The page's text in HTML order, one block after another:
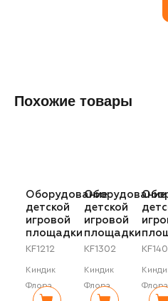
Похожие товары
Оборудование
детской
игровой
площадки
KF1212
Киндик
Флора
Оборудование
детской
игровой
площадки
KF1302
Киндик
Флора
Флора